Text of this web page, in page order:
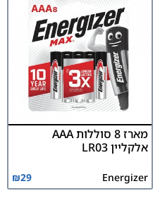
מארז 8 סוללות AAA
אלקליין LR03
Energizer
₪29